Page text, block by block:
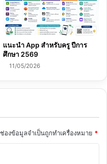
แนะนำ App สำหรับครู ปีการ
ศึกษา 2569
11/05/2026
ช่องข้อมูลจำเป็นถูกทำเครื่องหมาย *